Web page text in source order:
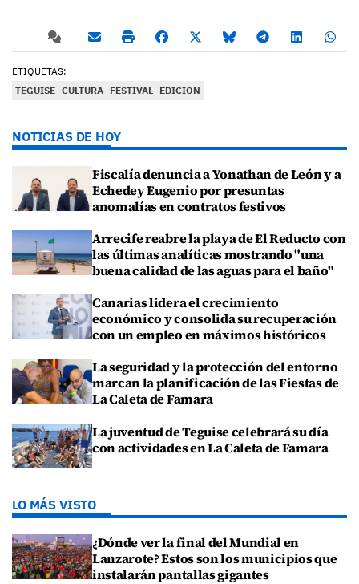
ETIQUETAS:
TEGUISE CULTURA FESTIVAL EDICION
NOTICIAS DE HOY
Fiscalía denuncia a Yonathan de León y a
Echedey Eugenio por presuntas
anomalías en contratos festivos
Arrecife reabre la playa de El Reducto con
las últimas analíticas mostrando "una
buena calidad de las aguas para el baño"
Canarias lidera el crecimiento
económico y consolida su recuperación
con un empleo en máximos históricos
La seguridad y la protección del entorno
marcan la planificación de las Fiestas de
La Caleta de Famara
La juventud de Teguise celebrará su día
con actividades en La Caleta de Famara
LO MÁS VISTO
¿Dónde ver la final del Mundial en
Lanzarote? Estos son los municipios que
instalarán pantallas gigantes